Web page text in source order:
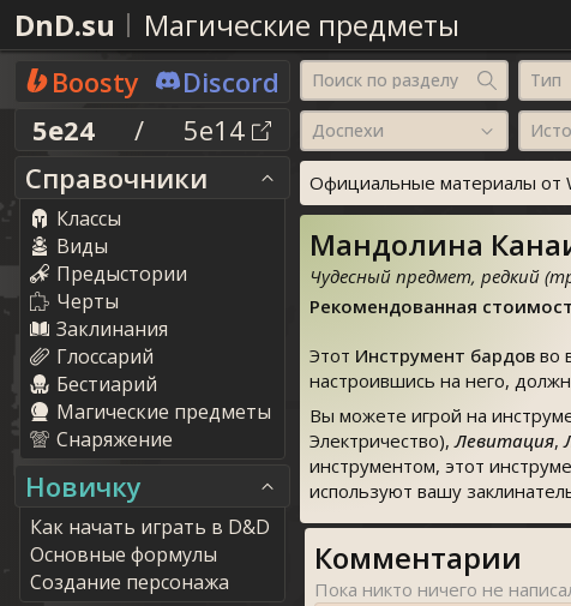
DnD.su Магические предметы
Boosty
Discord
5e24
/
5e14
Справочники
Классы
Виды
Предыстории
Черты
Заклинания
Глоссарий
Бестиарий
Магические предметы
Снаряжение
Новичку
Как начать играть в D&D
Основные формулы
Создание персонажа
Поиск по разделу Тип
Доспехи
Официальные материалы от
Мандолина
Чудесный предмет, редкий
Рекомендованная
Этот Инструмент бардов во
настроившись на него,
Вы можете игрой на
Электричество),Левитация,
инструментом, этот
используют вашу
Комментарии